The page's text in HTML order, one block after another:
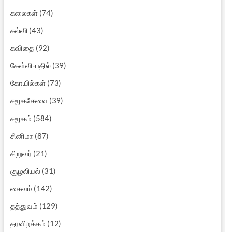
கலைகள்(74)
கல்வி (43)
கவிதை(92)
கேள்வி-பதில்(39)
கோயில்கள்(73)
சமூகசேவை (39)
சமூகம் (584)
சினிமா (87)
சிறுவர் (21)
சூழலியல்(31)
சைவம் (142)
தத்துவம் (129)
தரவிறக்கம் (12)